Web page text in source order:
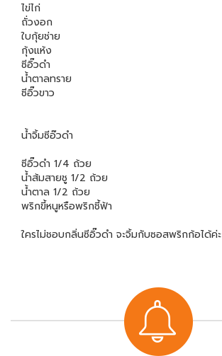
ไข่ไก่
ถั่วงอก
ใบกุ้ยช่าย
กุ้งแห้ง
ซีอิ๊วดำ
น้ำตาลทราย
ซีอิ๊วขาว
น้ำจิ้มซีอ๊วดำ
ซีอิ๊วดำ 1/4 ถ้วย
น้ำส้มสายชู 1/2 ถ้วย
น้ำตาล 1/2 ถ้วย
พริกขี้หนูหรือพริกชี้ฟ้า
ใครไม่ชอบกลิ่นซีอิ๊วดำ จะจิ้มกับซอสพริกก้อได้ค่ะ